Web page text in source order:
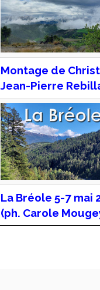
Montage de
Jean-Pierre
La Bréole 5-7 mai
(ph. Carole